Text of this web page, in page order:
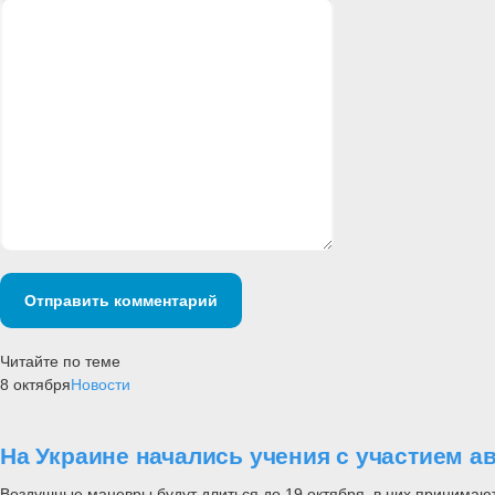
Отправить комментарий
Читайте по теме
8 октябряНовости
На Украине начались учения с участием